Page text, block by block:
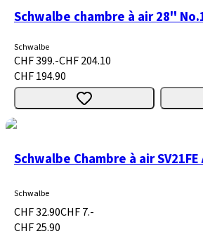
Schwalbe
CHF 399.-CHF 204.10
CHF 194.90
Schwalbe
CHF 32.90CHF 7.-
CHF 25.90